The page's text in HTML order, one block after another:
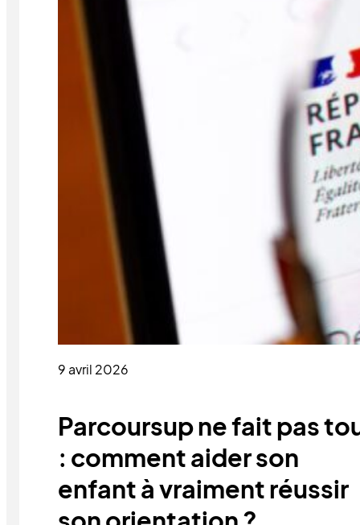
9 avril 2026
Parcoursup ne fait pas
: comment aider son
enfant à vraiment réussir